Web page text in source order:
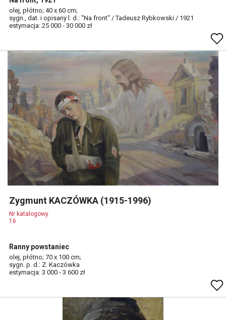
olej, płótno; 40 x 60 cm;
sygn., dat. i opisany l. d.: "Na front" / Tadeusz Rybkowski / 1921
estymacja: 25 000 - 30 000 zł
Zygmunt KACZÓWKA (1915-1996)
Nr katalogowy
16
Ranny powstaniec
olej, płótno; 70 x 100 cm;
sygn. p. d.: Z. Kaczówka
estymacja: 3 000 - 3 600 zł